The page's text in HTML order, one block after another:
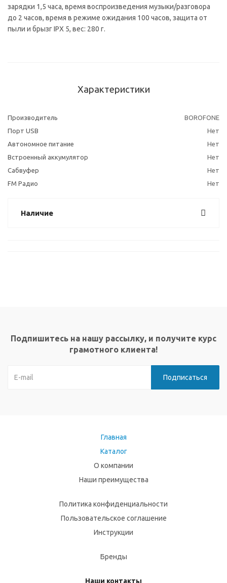
зарядки 1,5 часа, время воспроизведения музыки/разговора
до 2 часов, время в режиме ожидания 100 часов, защита от
пыли и брызг IPX 5, вес: 280 г.
Характеристики
Производитель
BOROFONE
Порт USB
Нет
Автономное питание
Нет
Встроенный аккумулятор
Нет
Сабвуфер
Нет
FM Радио
Нет
Наличие
Подпишитесь на нашу рассылку, и получите курс
грамотного клиента!
Главная
Каталог
О компании
Наши преимущества
Политика конфиденциальности
Пользовательское соглашение
Инструкции
Бренды
Наши контакты